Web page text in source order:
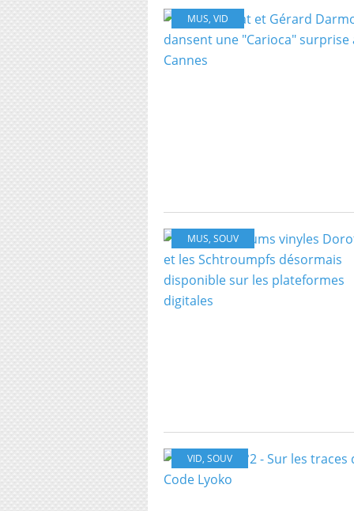
MUS, VID
MUS, SOUV
VID, SOUV